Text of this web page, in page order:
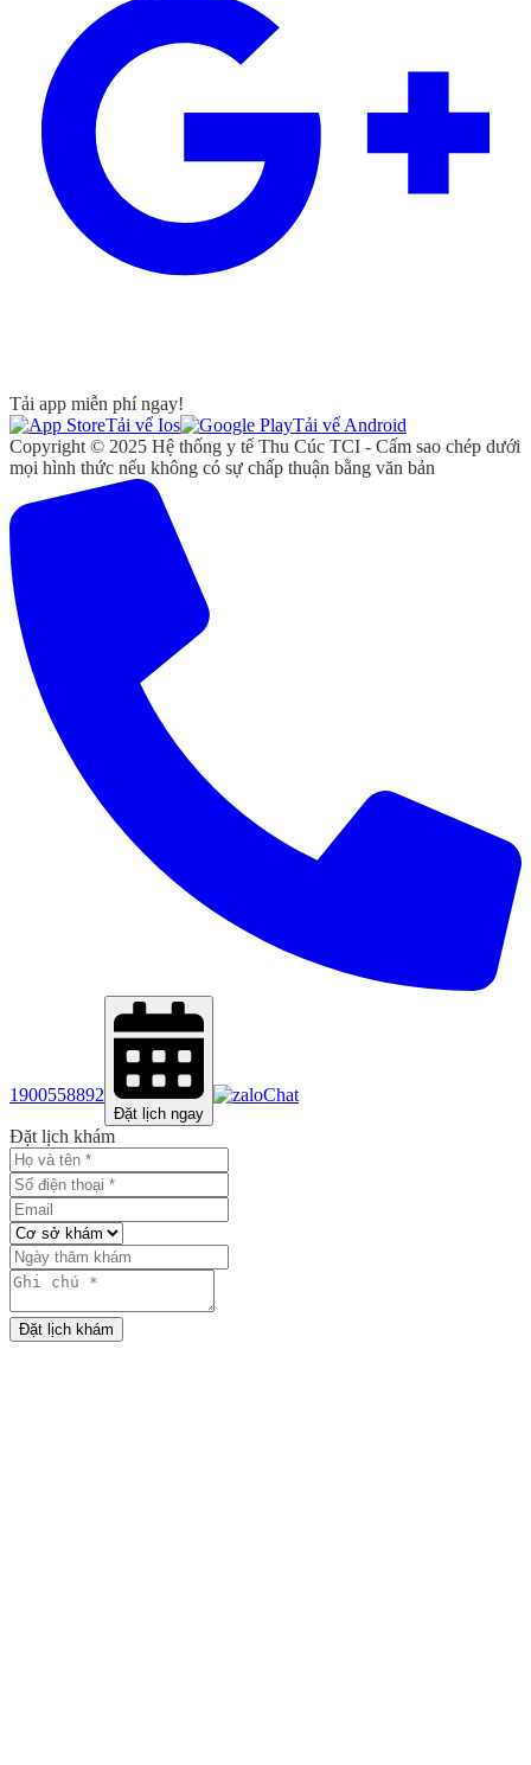
Tải app miễn phí ngay!
Tải vể Ios
Tải vể Android
Copyright © 2025 Hệ thống y tế Thu Cúc TCI - Cấm sao chép dưới
mọi hình thức nếu không có sự chấp thuận bằng văn bản
1900558892
Đặt lịch ngay
Chat
Đặt lịch khám
Đặt lịch khám